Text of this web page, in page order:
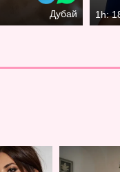
Дубай 1h: